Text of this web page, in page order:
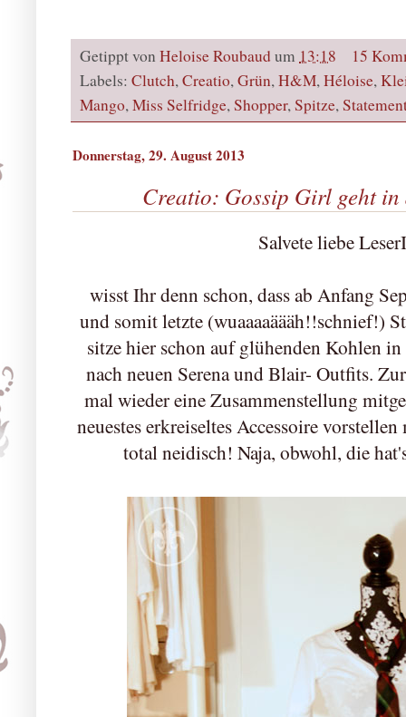
Getippt von Heloise Roubaudum 13:18
15
Labels: Clutch,Creatio,Grün,H&M,Héloise,
Mango,Miss Selfridge,Shopper,Spitze,
Donnerstag, 29. August 2013
Creatio: Gossip Girl geht in
Salvete liebe
wisst Ihr denn schon, dass ab Anfang
und somit letzte (wuaaaaäääh!!schnief!)
sitze hier schon auf glühenden Kohlen
nach neuen Serena und Blair- Outfits.
mal wieder eine Zusammenstellung
neuestes erkreiseltes Accessoire
total neidisch! Naja, obwohl, die